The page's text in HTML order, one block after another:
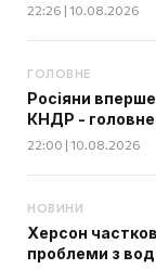
22:26 | 10.08.2026
ГОЛОВНЕ
Росіяни
КНДР - головне
22:00 | 10.08.2026
НОВИНИ
Херсон
проблеми з